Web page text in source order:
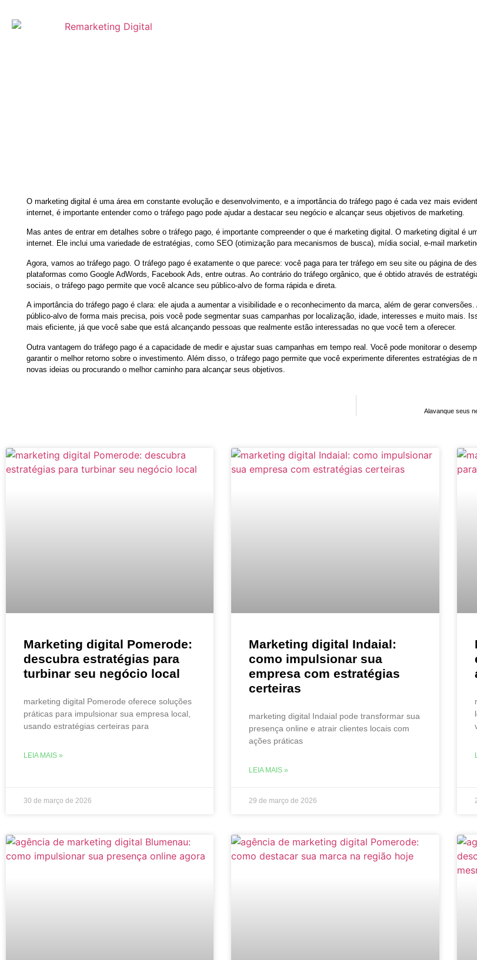
O marketing digital é uma área em constante evolução e desenvolvimento, e a importância do tráfego pago é cada vez mais
internet, é importante entender como o tráfego pago pode ajudar a destacar seu negócio e alcançar seus objetivos de marketing.
Mas antes de entrar em detalhes sobre o tráfego pago, é importante compreender o que é marketing digital. O marketing digital é
internet. Ele inclui uma variedade de estratégias, como SEO (otimização para mecanismos de busca), mídia social, e-mail
Agora, vamos ao tráfego pago. O tráfego pago é exatamente o que parece: você paga para ter tráfego em seu site ou página de
plataformas como Google AdWords, Facebook Ads, entre outras. Ao contrário do tráfego orgânico, que é obtido através de
sociais, o tráfego pago permite que você alcance seu público-alvo de forma rápida e direta.
A importância do tráfego pago é clara: ele ajuda a aumentar a visibilidade e o reconhecimento da marca, além de gerar
público-alvo de forma mais precisa, pois você pode segmentar suas campanhas por localização, idade, interesses e muito mais.
mais eficiente, já que você sabe que está alcançando pessoas que realmente estão interessadas no que você tem a oferecer.
Outra vantagem do tráfego pago é a capacidade de medir e ajustar suas campanhas em tempo real. Você pode monitorar o
garantir o melhor retorno sobre o investimento. Além disso, o tráfego pago permite que você experimente diferentes estratégias
novas ideias ou procurando o melhor caminho para alcançar seus objetivos.
Alavanque seus
Marketing digital Pomerode:
descubra estratégias para
turbinar seu negócio local
marketing digital Pomerode oferece soluções
práticas para impulsionar sua empresa local,
usando estratégias certeiras para
LEIA MAIS »
30 de março de 2026
Marketing digital Indaial:
como impulsionar sua
empresa com estratégias
certeiras
marketing digital Indaial pode transformar sua
presença online e atrair clientes locais com
ações práticas
LEIA MAIS »
29 de março de 2026